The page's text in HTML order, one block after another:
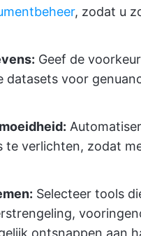
, zodat u
Geef de
datasets voor
te verlichten, zodat
Selecteer tools
ontsnappen aan